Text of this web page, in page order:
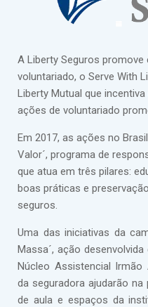
A Liberty Seguros
voluntariado, o Serve With
Liberty Mutual que
ações de voluntariado
Em 2017, as ações no
Valor´, programa de
que atua em três pilares:
boas práticas e
seguros.
Uma das iniciativas da
Massa´, ação
Núcleo Assistencial
da seguradora ajudarão
de aula e espaços da